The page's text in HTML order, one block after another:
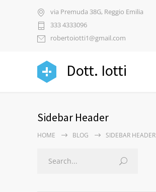
via Premuda 38G, Reggio Emilia
333 4333096
robertoiotti1@gmail.com
Dott. Iotti
Sidebar Header
HOME BLOG SIDEBAR HEADER